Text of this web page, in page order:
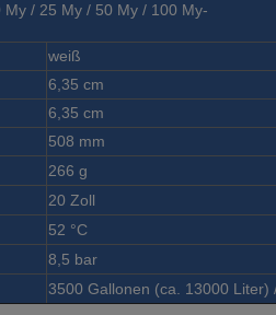
/ 25 My / 50 My / 100 My-
weiß
6,35 cm
6,35 cm
508 mm
266 g
20 Zoll
52 °C
8,5 bar
3500 Gallonen (ca. 13000 Liter)